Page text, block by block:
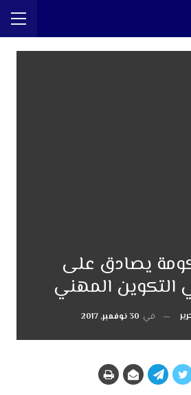
يصادق على
التكوين المهني
في 30 نوفمبر, 2017